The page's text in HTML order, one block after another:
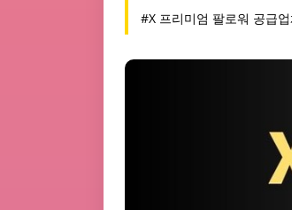
#X 프리미엄 팔로워 공급업